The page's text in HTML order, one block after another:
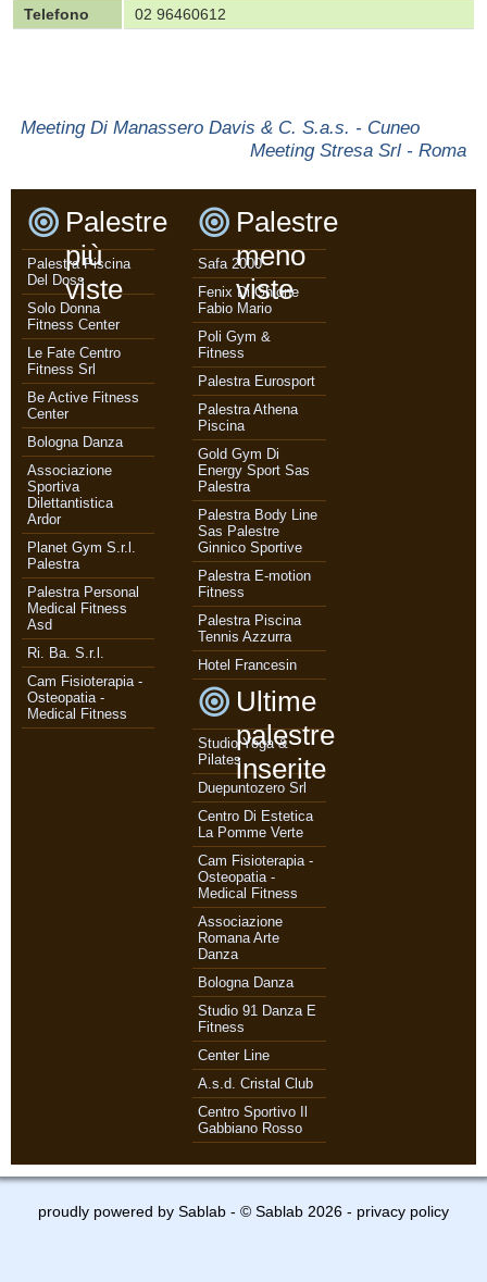
Telefono
02 96460612
Meeting Di Manassero Davis & C. S.a.s. - Cuneo
Meeting Stresa Srl - Roma
Palestre
più
viste
Palestra Piscina
Del Doss
Solo Donna
Fitness Center
Le Fate Centro
Fitness Srl
Be Active Fitness
Center
Bologna Danza
Associazione
Sportiva
Dilettantistica
Ardor
Planet Gym S.r.l.
Palestra
Palestra Personal
Medical Fitness
Asd
Ri. Ba. S.r.l.
Cam Fisioterapia -
Osteopatia -
Medical Fitness
Palestre
meno
viste
Safa 2000
Fenix Di Ghione
Fabio Mario
Poli Gym &
Fitness
Palestra Eurosport
Palestra Athena
Piscina
Gold Gym Di
Energy Sport Sas
Palestra
Palestra Body Line
Sas Palestre
Ginnico Sportive
Palestra E-motion
Fitness
Palestra Piscina
Tennis Azzurra
Hotel Francesin
Ultime
palestre
inserite
Studio Yoga &
Pilates
Duepuntozero Srl
Centro Di Estetica
La Pomme Verte
Cam Fisioterapia -
Osteopatia -
Medical Fitness
Associazione
Romana Arte
Danza
Bologna Danza
Studio 91 Danza E
Fitness
Center Line
A.s.d. Cristal Club
Centro Sportivo Il
Gabbiano Rosso
proudly powered by Sablab - © Sablab 2026 - privacy policy